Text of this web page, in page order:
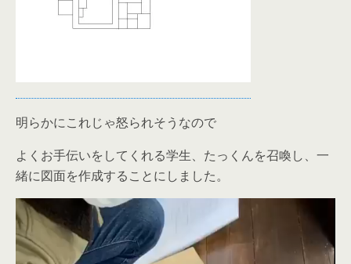
明らかにこれじゃ怒られそうなので
よくお手伝いをしてくれる学生、たっくんを召喚し、一
緒に図面を作成することにしました。
動
画
プ